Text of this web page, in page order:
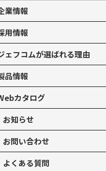
業情報
用情報
ェフコムが選ばれる理由
品情報
カタログ
お知らせ
お問い合わせ
よくある質問